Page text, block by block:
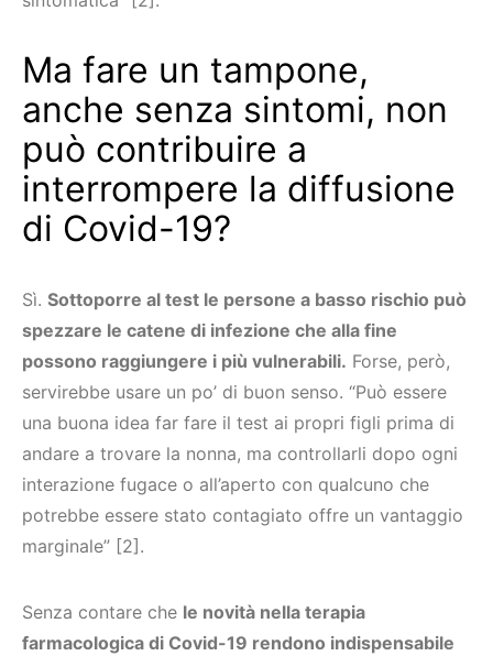
Ma fare un tampone,
anche senza sintomi, non
può contribuire a
interrompere la diffusione
di Covid-19?
Sì. Sottoporre al test le persone a basso rischio può
spezzare le catene di infezione che alla fine
possono raggiungere i più vulnerabili. Forse, però,
servirebbe usare un po’ di buon senso. “Può essere
una buona idea far fare il test ai propri figli prima di
andare a trovare la nonna, ma controllarli dopo ogni
interazione fugace o all’aperto con qualcuno che
potrebbe essere stato contagiato offre un vantaggio
marginale” [2].
Senza contare che le novità nella terapia
farmacologica di Covid-19 rendono indispensabile